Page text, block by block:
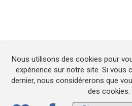
Nous utilisons des cookies pour
expérience sur notre site. Si vous
dernier, nous considérerons que
des cookies.